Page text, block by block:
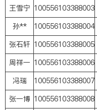
王雪宁 100556103388003
孙**
100556103388004
张石轩 100556103388005
周祥一 100556103388006
冯瑞
100556103388007
张一博 100556103388008